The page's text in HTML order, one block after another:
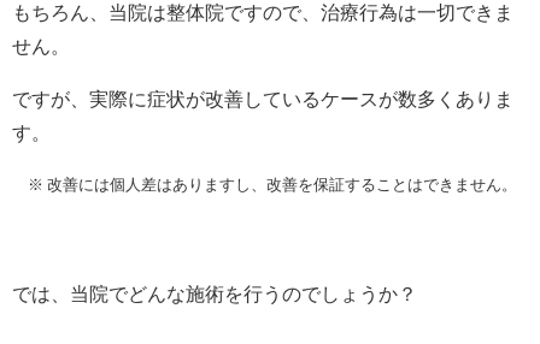
もちろん、当院は整体院ですので、治療行為は一切できま
せん。
ですが、実際に症状が改善しているケースが数多くありま
す。
※ 改善には個人差はありますし、改善を保証することはできません。
では、当院でどんな施術を行うのでしょうか？